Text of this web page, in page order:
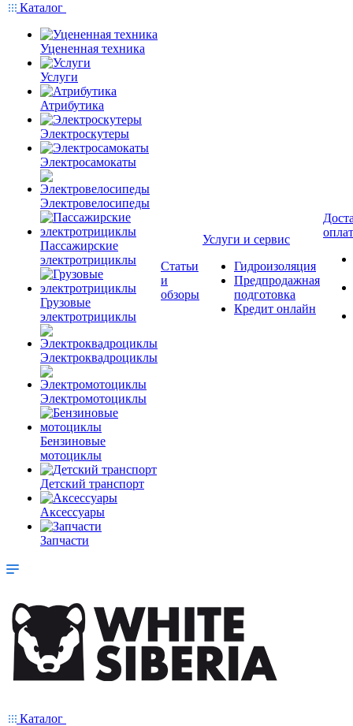
Каталог
Уцененная техника
Услуги
Атрибутика
Электроскутеры
Электросамокаты
Электровелосипеды
Пассажирские
электротрициклы
Грузовые
электротрициклы
Электроквадроциклы
Электромотоциклы
Бензиновые
мотоциклы
Детский транспорт
Аксессуары
Запчасти
Статьи
и
обзоры
Услуги и сервис
Гидроизоляция
Предпродажная
подготовка
Кредит онлайн
Каталог